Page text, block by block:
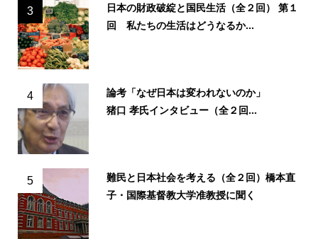
3
日本の財政破綻と国民生活（全２回） 第１
回 私たちの生活はどうなるか...
4
論考「なぜ日本は変われないのか」
猪口 孝氏インタビュー（全２回...
5
難民と日本社会を考える（全２回）橋本直
子・国際基督教大学准教授に聞く